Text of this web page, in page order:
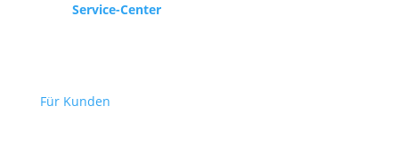
Service-Center
Für Kunden